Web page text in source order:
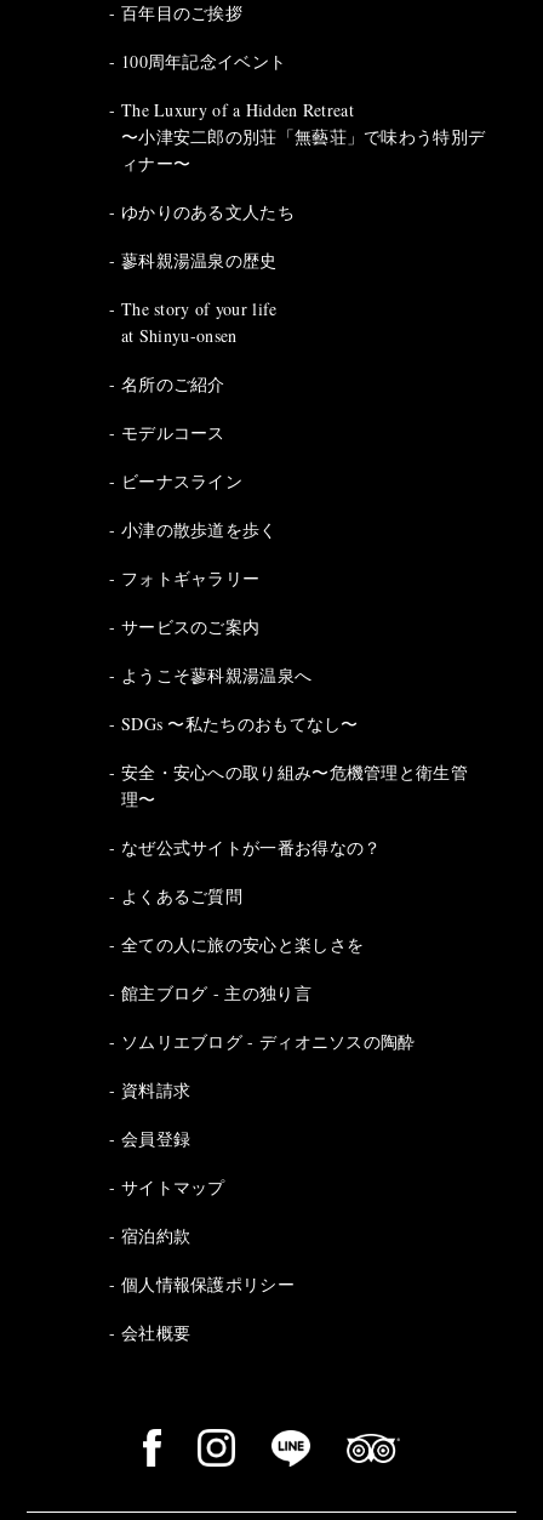
百年目のご挨拶
100周年記念イベント
The Luxury of a Hidden Retreat
〜小津安二郎の別荘「無藝荘」で味わう特別デ
ィナー〜
ゆかりのある文人たち
蓼科親湯温泉の歴史
The story of your life
at Shinyu-onsen
名所のご紹介
モデルコース
ビーナスライン
小津の散歩道を歩く
フォトギャラリー
サービスのご案内
ようこそ蓼科親湯温泉へ
SDGs 〜私たちのおもてなし〜
安全・安心への取り組み〜危機管理と衛生管
理〜
なぜ公式サイトが一番お得なの？
よくあるご質問
全ての人に旅の安心と楽しさを
館主ブログ - 主の独り言
ソムリエブログ - ディオニソスの陶酔
資料請求
会員登録
サイトマップ
宿泊約款
個人情報保護ポリシー
会社概要